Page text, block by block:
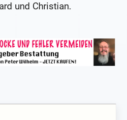
und Christian.